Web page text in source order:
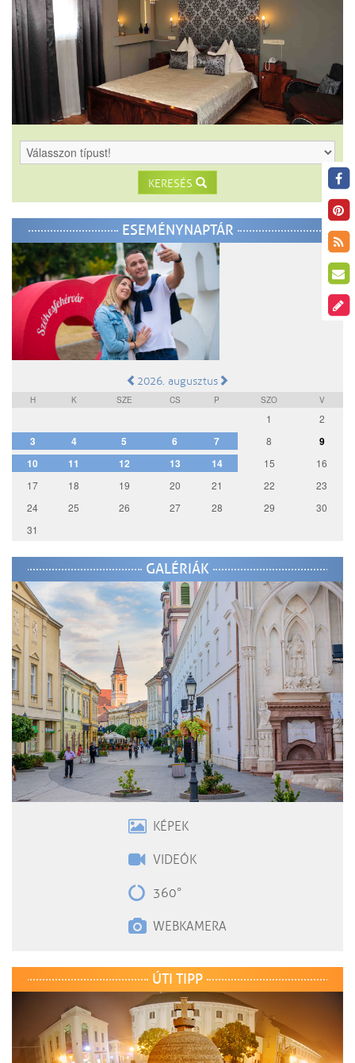
KERESÉS
ESEMÉNYNAPTÁR
2026. augusztus
H K SZE CS P SZO V
1 2
3 4 5 6 7 8
9
10
11 12 13 14 15
16
17
18 19 20 21 22
23
24
25 26 27 28 29
30
31
GALÉRIÁK
KÉPEK
VIDEÓK
360°
WEBKAMERA
ÚTI TIPP